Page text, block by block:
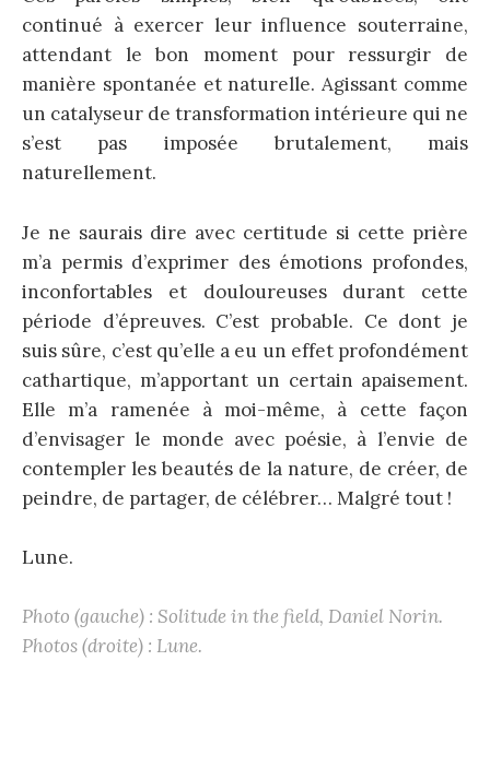
continué à exercer leur influence souterraine,
attendant le bon moment pour ressurgir de
manière spontanée et naturelle. Agissant comme
un catalyseur de transformation intérieure qui ne
s’est pas imposée brutalement, mais
naturellement.
Je ne saurais dire avec certitude si cette prière
m’a permis d’exprimer des émotions profondes,
inconfortables et douloureuses durant cette
période d’épreuves. C’est probable. Ce dont je
suis sûre, c’est qu’elle a eu un effet profondément
cathartique, m’apportant un certain apaisement.
Elle m’a ramenée à moi-même, à cette façon
d’envisager le monde avec poésie, à l’envie de
contempler les beautés de la nature, de créer, de
peindre, de partager, de célébrer… Malgré tout !
Lune.
Photo (gauche) : Solitude in the field, Daniel Norin.
Photos (droite) : Lune.